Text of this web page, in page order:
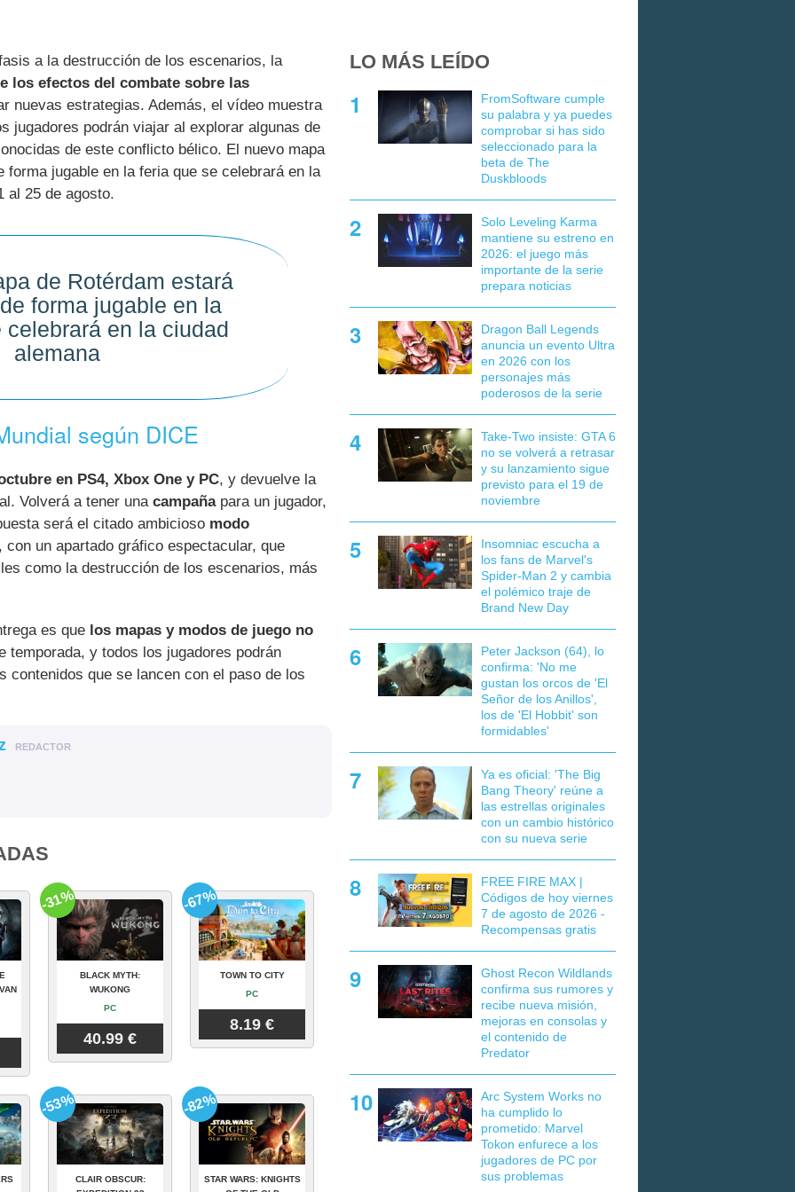
a la destrucción de los escenarios, la
los efectos del combate sobre las
nuevas estrategias. Además, el vídeo muestra
jugadores podrán viajar al explorar algunas de
de este conflicto bélico. El nuevo mapa
forma jugable en la feria que se celebrará en la
al 25 de agosto.
de Rotérdam estará
forma jugable en la
celebrará en la ciudad
alemana
según DICE
en PS4, Xbox One y PC, y devuelve la
Volverá a tener una campañapara un jugador,
será el citado ambicioso modo
con un apartado gráfico espectacular, que
como la destrucción de los escenarios, más
es que los mapas y modos de juego no
temporada, y todos los jugadores podrán
contenidos que se lancen con el paso de los
REDACTOR
BLACK MYTH:
WUKONG
PC
40.99 €
-31%
TOWN TO CITY
PC
8.19 €
-67%
CLAIR OBSCUR:
-53%
STAR WARS: KNIGHTS
-82%
LO MÁS LEÍDO
FromSoftware cumple
su palabra y ya puedes
comprobar si has sido
seleccionado para la
beta de The
Duskbloods
Solo Leveling Karma
mantiene su estreno en
2026: el juego más
importante de la serie
prepara noticias
Dragon Ball Legends
anuncia un evento Ultra
en 2026 con los
personajes más
poderosos de la serie
Take-Two insiste: GTA 6
no se volverá a retrasar
y su lanzamiento sigue
previsto para el 19 de
noviembre
Insomniac escucha a
los fans de Marvel's
Spider-Man 2 y cambia
el polémico traje de
Brand New Day
Peter Jackson (64), lo
confirma: 'No me
gustan los orcos de 'El
Señor de los Anillos',
los de 'El Hobbit' son
formidables'
Ya es oficial: 'The Big
Bang Theory' reúne a
las estrellas originales
con un cambio histórico
con su nueva serie
FREE FIRE MAX |
Códigos de hoy viernes
7 de agosto de 2026 -
Recompensas gratis
Ghost Recon Wildlands
confirma sus rumores y
recibe nueva misión,
mejoras en consolas y
el contenido de
Predator
Arc System Works no
ha cumplido lo
prometido: Marvel
Tokon enfurece a los
jugadores de PC por
sus problemas